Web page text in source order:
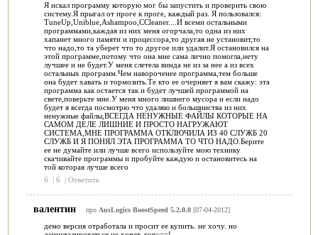
Я искал программу которую мог бы запустить и проверить свою
систему.Я прыгал от проге к проге, каждый раз. Я пользовался:
TuneUp,Uniblue,Ashampoo,CCleaner....И всеми остальными
программами,каждая из них меня огорчала,то одна из них
хапанет много памяти и процессора,то другая не установит,то
что надо,то та уберет что то другое или удалит.Я остановился на
этой программе,потому что она мне сама лично помогла,нету
лучшее и не будет.У меня слетела винда не из за нее а из всех
остальных программ.Чем навороченее программа,тем больше
она будет хавать и тормозить.Те кто ее очерняет я вам скажу: эта
программа как остается так и будет лучшей программой на
свете,поверьте мне.У меня много лишнего мусора и если надо
будет я всегда посмотрю что удаляю и большинства из них
ненужные файлы,ВСЕГДА НЕНУЖНЫЕ ФАЙЛЫ КОТОРЫЕ НА
САМОМ ДЕЛЕ ЛИШНИЕ И ПРОСТО НАГРУЖАЮТ
СИСТЕМА,МНЕ ПРОГРАММА ОТКЛЮЧИЛА ИЗ 40 СЛУЖБ 20
СЛУЖБ И Я ПОНЯЛ ЭТА ПРОГРАММА ТО ЧТО НАДО.Берите
ее не думайте или лучше всего используйте мою технику
скачивайте программы и пробуйте каждую и остановитесь на
той которая лучше всего
6
| 6 | Ответить
валентин про AusLogics BoostSpeed 5.2.0.0[07-04-2012]
демо версия отработала и просит ее купить. не хочу. но